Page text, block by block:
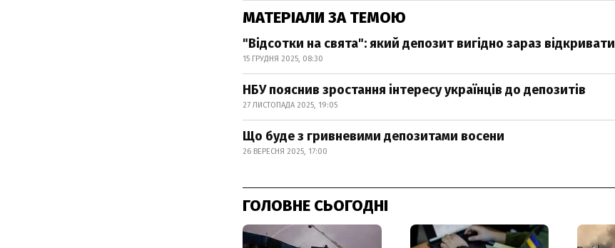
МАТЕРІАЛИ ЗА ТЕМОЮ
"Відсотки на свята": який депозит вигідно зараз відкривати
15 ГРУДНЯ 2025, 08:30
НБУ пояснив зростання інтересу українців до депозитів
27 ЛИСТОПАДА 2025, 19:05
Що буде з гривневими депозитами восени
26 ВЕРЕСНЯ 2025, 17:00
ГОЛОВНЕ СЬОГОДНІ